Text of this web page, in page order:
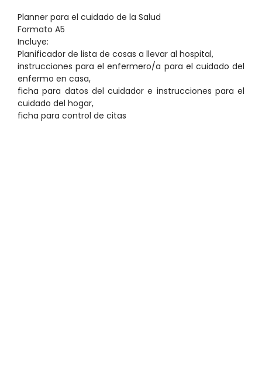
Planner para el cuidado de la Salud
Formato A5
Incluye:
Planificador de lista de cosas a llevar al hospital,
instrucciones para el enfermero/a para el cuidado del
enfermo en casa,
ficha para datos del cuidador e instrucciones para el
cuidado del hogar,
ficha para control de citas